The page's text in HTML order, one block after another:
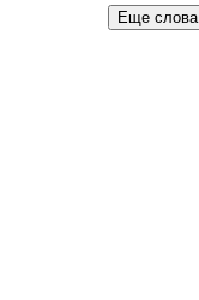
Еще слова